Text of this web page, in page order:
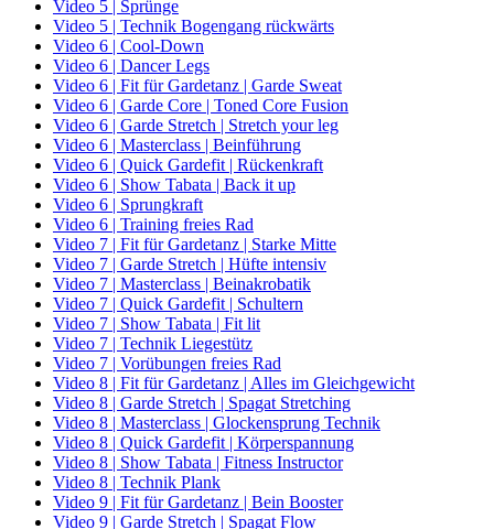
Video 5 | Sprünge
Video 5 | Technik Bogengang rückwärts
Video 6 | Cool-Down
Video 6 | Dancer Legs
Video 6 | Fit für Gardetanz | Garde Sweat
Video 6 | Garde Core | Toned Core Fusion
Video 6 | Garde Stretch | Stretch your leg
Video 6 | Masterclass | Beinführung
Video 6 | Quick Gardefit | Rückenkraft
Video 6 | Show Tabata | Back it up
Video 6 | Sprungkraft
Video 6 | Training freies Rad
Video 7 | Fit für Gardetanz | Starke Mitte
Video 7 | Garde Stretch | Hüfte intensiv
Video 7 | Masterclass | Beinakrobatik
Video 7 | Quick Gardefit | Schultern
Video 7 | Show Tabata | Fit lit
Video 7 | Technik Liegestütz
Video 7 | Vorübungen freies Rad
Video 8 | Fit für Gardetanz | Alles im Gleichgewicht
Video 8 | Garde Stretch | Spagat Stretching
Video 8 | Masterclass | Glockensprung Technik
Video 8 | Quick Gardefit | Körperspannung
Video 8 | Show Tabata | Fitness Instructor
Video 8 | Technik Plank
Video 9 | Fit für Gardetanz | Bein Booster
Video 9 | Garde Stretch | Spagat Flow